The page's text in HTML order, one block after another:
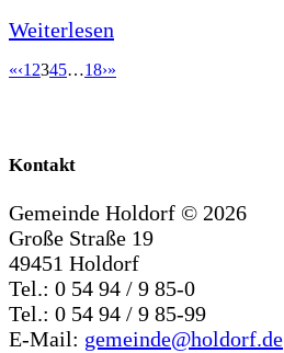
Weiterlesen
«‹1 2345…18›»
Kontakt
Gemeinde Holdorf © 2026
Große Straße 19
49451 Holdorf
Tel.: 0 54 94 / 9 85-0
Tel.: 0 54 94 / 9 85-99
E-Mail: gemeinde@holdorf.de